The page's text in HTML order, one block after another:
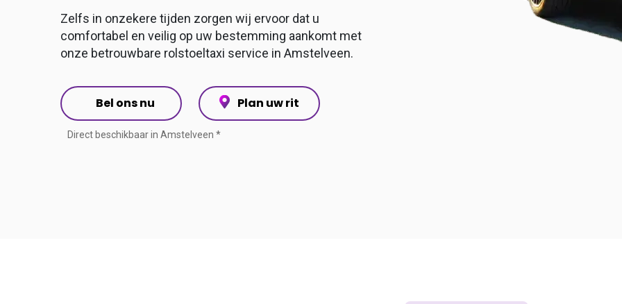
Zelfs in onzekere tijden zorgen wij ervoor dat u
comfortabel en veilig op uw bestemming aankomt met
onze betrouwbare rolstoeltaxi service in Amstelveen.
Bel ons nu Plan uw rit
Direct beschikbaar in Amstelveen *